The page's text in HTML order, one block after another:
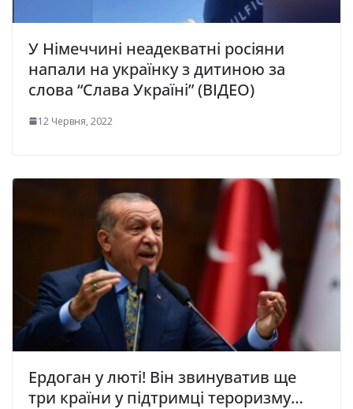
У Німеччині неадекватні росіяни
напали на українку з дитиною за
слова “Слава Україні” (ВІДЕО)
12 Червня, 2022
Ердоган у люті! Він звинуватив ще
три країни у підтримці тероризму…